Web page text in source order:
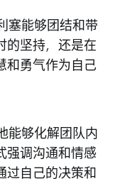
塞能够团结和带
的坚持，还是在
和勇气作为自己
能够化解团队内
强调沟通和情感
过自己的决策和